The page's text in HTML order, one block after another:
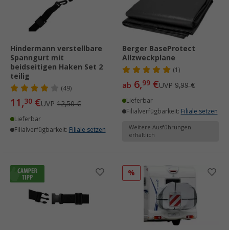
Hindermann verstellbare
Spanngurt mit
beidseitigen Haken Set 2
teilig
(49)
11,30 €UVP 12,50 €
Lieferbar
Filialverfügbarkeit: Filiale setzen
Berger BaseProtect
Allzweckplane
(1)
ab 6,99 €UVP 9,99 €
Lieferbar
Filialverfügbarkeit: Filiale setzen
Weitere Ausführungen
erhältlich
%